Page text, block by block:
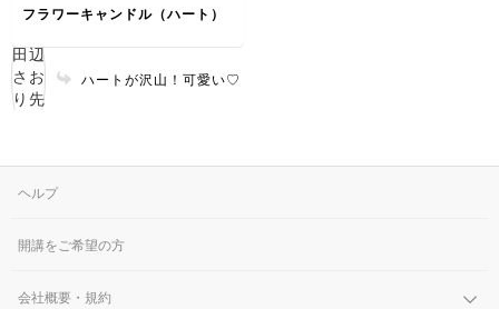
フラワーキャンドル（ハート）
ハートが沢山！可愛い♡
ヘルプ
開講をご希望の方
会社概要・規約